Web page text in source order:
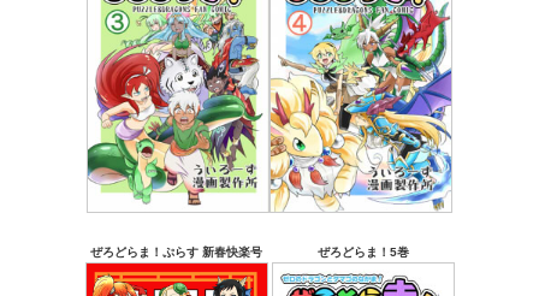
ぜろどらま！ぷらす 新春快楽号 ぜろどらま！5巻